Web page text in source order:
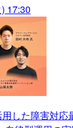
17:30
用した障害対